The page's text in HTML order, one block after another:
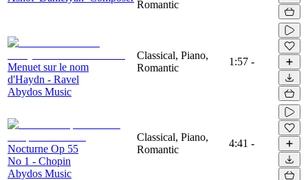
Romantic
Menuet sur le nom
d'Haydn - Ravel
Abydos Music
Classical, Piano,
Romantic
1:57 -
Nocturne Op 55
No 1 - Chopin
Abydos Music
Classical, Piano,
Romantic
4:41 -